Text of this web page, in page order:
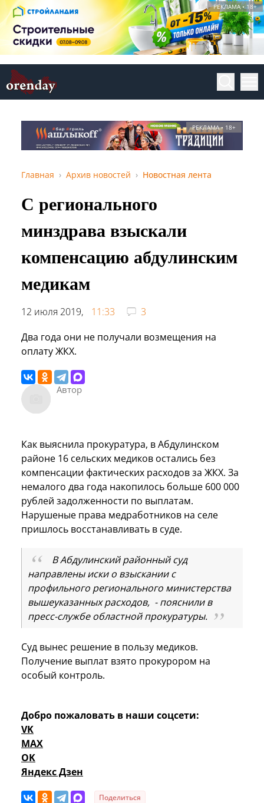
РЕКЛАМА • 18+
РЕКЛАМА • 18+
Главная Архив новостей Новостная лента
С регионального
минздрава взыскали
компенсацию абдулинским
медикам
12 июля 2019, 11:33
3
Два года они не получали возмещения на
оплату ЖКХ.
Автор
Как выяснила прокуратура, в Абдулинском
районе 16 сельских медиков остались без
компенсации фактических расходов за ЖКХ. За
немалого два года накопилось больше 600 000
рублей задолженности по выплатам.
Нарушеные права медработников на селе
пришлось восстанавливать в суде.
В Абдулинский районный суд
направлены иски о взыскании с
профильного регионального министерства
вышеуказанных расходов, - пояснили в
пресс-службе областной прокуратуры.
Суд вынес решение в пользу медиков.
Получение выплат взято прокурором на
особый контроль.
Добро пожаловать в наши соцсети:
VK
MAX
OK
Яндекс Дзен
Поделиться